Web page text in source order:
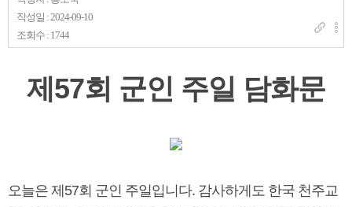
작성일 : 2024-09-10
조회수 : 1744
제57회 군인 주일 담화문
오늘은 제57회 군인 주일입니다. 감사하게도 한국 천주교